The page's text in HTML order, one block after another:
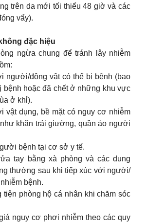
trên da mới tối thiểu 48 giờ và các
vẩy).
đặc hiệu
ngừa chung để tránh lây nhiễm
người/động vật có thể bị bệnh (bao
bệnh hoặc đã chết ở những khu vực
ở khỉ).
vật dụng, bề mặt có nguy cơ nhiễm
khăn trải giường, quần áo người
bệnh tại cơ sở y tế.
tay bằng xà phòng và các dung
thường sau khi tiếp xúc với người/
bệnh.
phòng hộ cá nhân khi chăm sóc
nguy cơ phơi nhiễm theo các quy